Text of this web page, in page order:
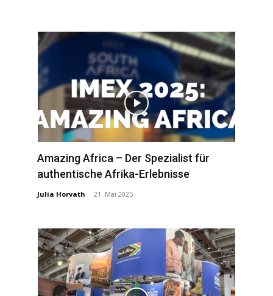
Amazing Africa – Der Spezialist für
authentische Afrika-Erlebnisse
Julia Horvath - 21. Mai 2025